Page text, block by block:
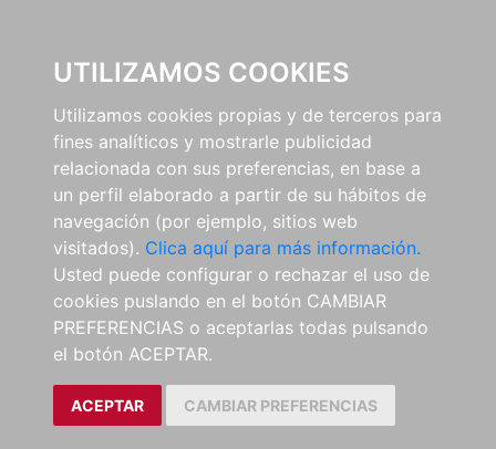
UTILIZAMOS COOKIES
Utilizamos cookies propias y de terceros para
fines analíticos y mostrarle publicidad
relacionada con sus preferencias, en base a
un perfil elaborado a partir de su hábitos de
navegación (por ejemplo, sitios web
visitados). Clica aquí para más información.
Usted puede configurar o rechazar el uso de
cookies puslando en el botón CAMBIAR
PREFERENCIAS o aceptarlas todas pulsando
el botón ACEPTAR.
ACEPTAR CAMBIAR PREFERENCIAS